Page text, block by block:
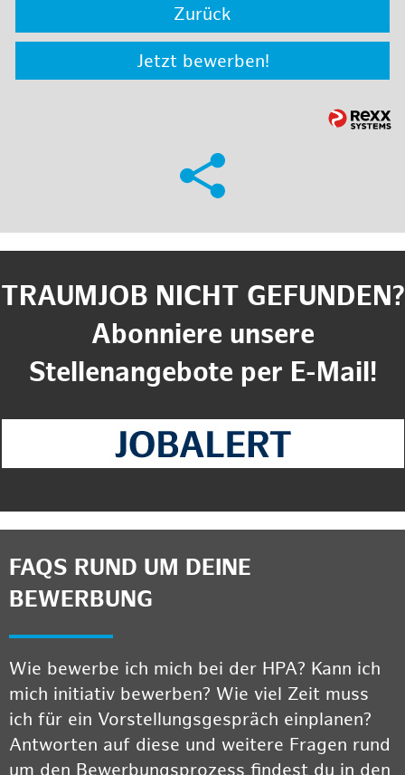
Zurück
Jetzt bewerben!
TRAUMJOB NICHT GEFUNDEN?
Abonniere unsere
Stellenangebote per E-Mail!
FAQS RUND UM DEINE
BEWERBUNG
Wie bewerbe ich mich bei der HPA? Kann ich
mich initiativ bewerben? Wie viel Zeit muss
ich für ein Vorstellungsgespräch einplanen?
Antworten auf diese und weitere Fragen rund